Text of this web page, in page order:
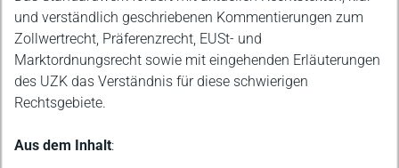
und verständlich geschriebenen Kommentierungen zum
Zollwertrecht, Präferenzrecht, EUSt- und
Marktordnungsrecht sowie mit eingehenden Erläuterungen
des UZK das Verständnis für diese schwierigen
Rechtsgebiete.
Aus dem Inhalt: